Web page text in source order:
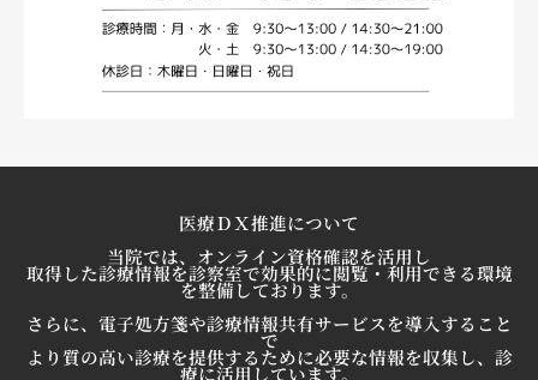
医療ＤＸ推進について
当院では、オンライン資格確認を活用し
取得した診療情報を診察室で効果的に閲覧・利用できる環境
を整備しております。
さらに、電子処方箋や診療情報共有サービスを導入すること
で
より質の高い診療を提供するために必要な情報を収集し、診
療に活用しています。